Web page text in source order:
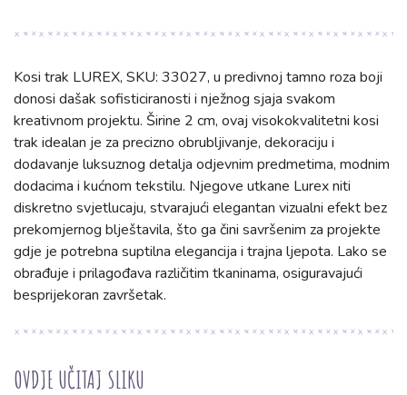
Kosi trak LUREX, SKU: 33027, u predivnoj tamno roza boji
donosi dašak sofisticiranosti i nježnog sjaja svakom
kreativnom projektu. Širine 2 cm, ovaj visokokvalitetni kosi
trak idealan je za precizno obrubljivanje, dekoraciju i
dodavanje luksuznog detalja odjevnim predmetima, modnim
dodacima i kućnom tekstilu. Njegove utkane Lurex niti
diskretno svjetlucaju, stvarajući elegantan vizualni efekt bez
prekomjernog blještavila, što ga čini savršenim za projekte
gdje je potrebna suptilna elegancija i trajna ljepota. Lako se
obrađuje i prilagođava različitim tkaninama, osiguravajući
besprijekoran završetak.
OVDJE UČITAJ SLIKU